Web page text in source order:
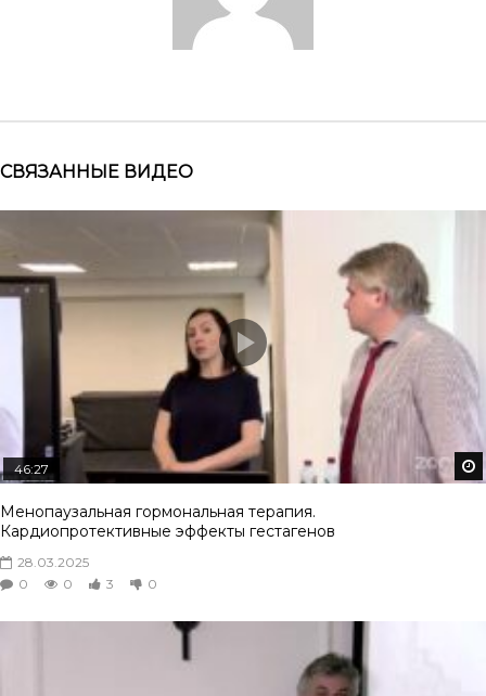
СВЯЗАННЫЕ ВИДЕО
46:27
Менопаузальная гормональная терапия.
Кардиопротективные эффекты гестагенов
28.03.2025
0
0 3 0